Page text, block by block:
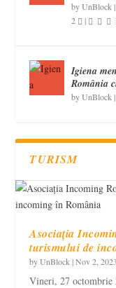
byUnBlock
2
|
Igiena
România
byUnBlock
TURISM
Asociația
turismului de
byUnBlock |Nov 2, 2023
Vineri, 27 octombrie